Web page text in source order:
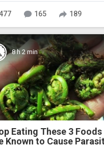
165 189
8 h 2 min
Eating These 3
Known to Cause